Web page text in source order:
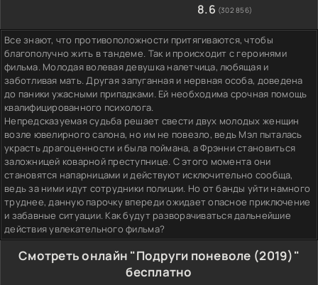
8.6 (302 856)
Все знают, что противоположности притягиваются, чтобы
благополучно жить в тандеме. Так и происходит с героинями
фильма. Молодая волевая девушка налетчица, любящая и
заботливая мать. Другая запуганная и нервная особа, доведена
до паники ужасными припадками. Ей необходима срочная помощь
квалифицированного психолога.
Непредсказуемая судьба решает свести двух молодых женщин
возле ювелирного салона, но им не повезло, ведь Мэл пыталась
украсть драгоценности и была поймана, а Фрэнни становиться
заложницей коварной преступнице. С этого момента они
становятся напарницами и действуют исключительно сообща,
ведь за ними идут сотрудники полиции. Но от банды уйти намного
труднее, данную парочку впереди ожидает опасное приключение
и забавные ситуации. Как будут разворачиваться дальнейшие
действия увлекательного фильма?
Смотреть онлайн "Подруги поневоле (2019)"
бесплатно